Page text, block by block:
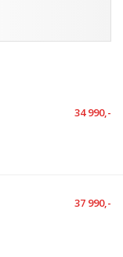
34 990,-
37 990,-